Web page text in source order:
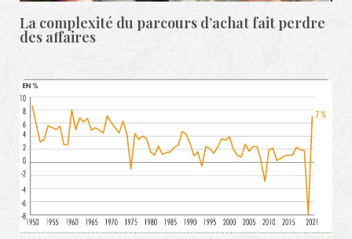
La complexité du parcours d’achat fait perdre
des affaires